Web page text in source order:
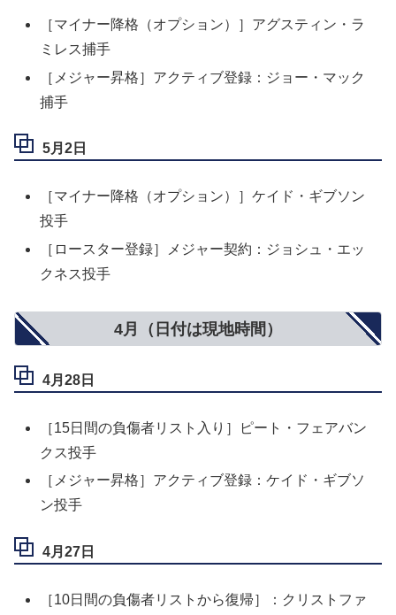
［マイナー降格（オプション）］アグスティン・ラ
ミレス捕手
［メジャー昇格］アクティブ登録：ジョー・マック
捕手
5月2日
［マイナー降格（オプション）］ケイド・ギブソン
投手
［ロースター登録］メジャー契約：ジョシュ・エッ
クネス投手
4月（日付は現地時間）
4月28日
［15日間の負傷者リスト入り］ピート・フェアバン
クス投手
［メジャー昇格］アクティブ登録：ケイド・ギブソ
ン投手
4月27日
［10日間の負傷者リストから復帰］：クリストファ